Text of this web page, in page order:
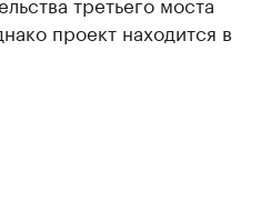
проект находится в